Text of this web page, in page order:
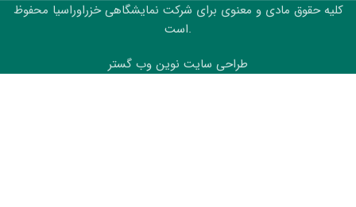
کلیه حقوق مادی و معنوی برای شرکت نمایشگاهی خزراوراسیا محفوظ
است.
طراحی سایت نوین وب گستر